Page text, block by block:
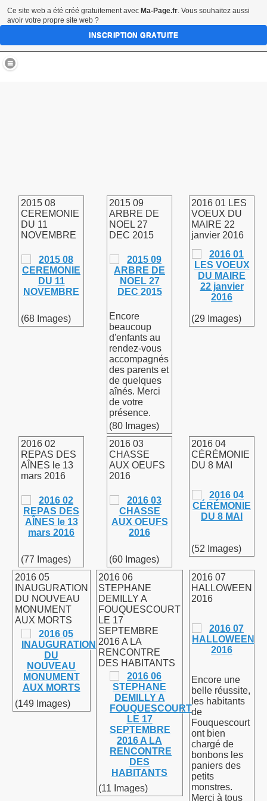
2015 08
CEREMONIE
DU 11
NOVEMBRE
(68 Images)
2015 09
ARBRE DE
NOEL 27
DEC 2015
Encore
beaucoup
d'enfants au
rendez-vous
accompagnés
des parents et
de quelques
aînés. Merci
de votre
présence.
(80 Images)
2016 01 LES
VOEUX DU
MAIRE 22
janvier 2016
(29 Images)
2016 02
REPAS DES
AÎNES le 13
mars 2016
(77 Images)
2016 03
CHASSE
AUX OEUFS
2016
(60 Images)
2016 04
CÉRÉMONIE
DU 8 MAI
(52 Images)
2016 05
INAUGURATION
DU NOUVEAU
MONUMENT
AUX MORTS
(149 Images)
2016 06
STEPHANE
DEMILLY A
FOUQUESCOURT
LE 17
SEPTEMBRE
2016 A LA
RENCONTRE
DES HABITANTS
(11 Images)
2016 07
HALLOWEEN
2016
Encore une
belle réussite,
les habitants
de
Fouquescourt
ont bien
chargé de
bonbons les
paniers des
petits
monstres.
Merci à tous
Ce site web a été créé gratuitement avec Ma-Page.fr. Vous souhaitez aussi
avoir votre propre site web ?
INSCRIPTION GRATUITE